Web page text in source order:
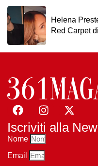
Helena
Red Carpet
Iscriviti alla
Nome
Email